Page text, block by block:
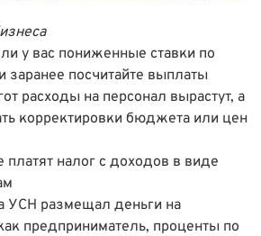
у вас пониженные ставки по
заранее посчитайте выплаты
расходы на персонал вырастут, а
корректировки бюджета или цен
налог с доходов в виде
УСН размещал деньги на
предприниматель, проценты по